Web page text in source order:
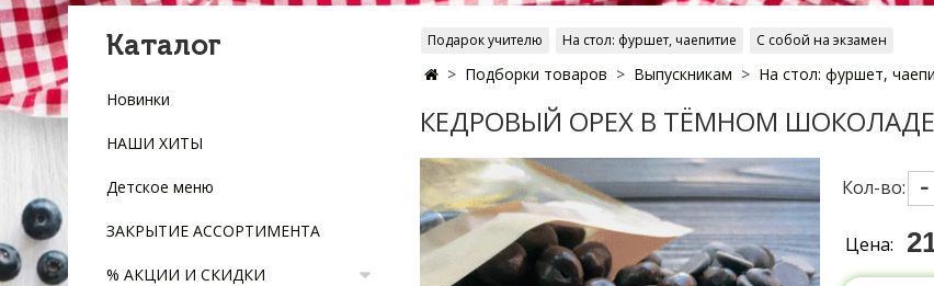
Подарок учителю На стол: фуршет, чаепитие С собой на экзамен
Подборки товаров Выпускникам На стол: фуршет,
КЕДРОВЫЙ ОРЕХ В ТЁМНОМ ШОКОЛАДЕ
Кол-во:
Цена:
Каталог
Новинки
НАШИ ХИТЫ
Детское меню
ЗАКРЫТИЕ АССОРТИМЕНТА
% АКЦИИ И СКИДКИ